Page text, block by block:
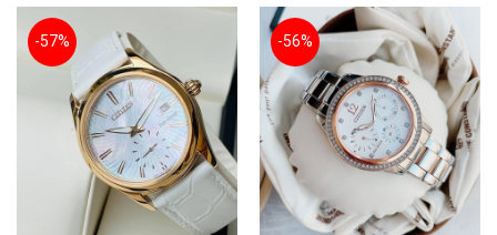
9.500.000₫.
-57%
-56%